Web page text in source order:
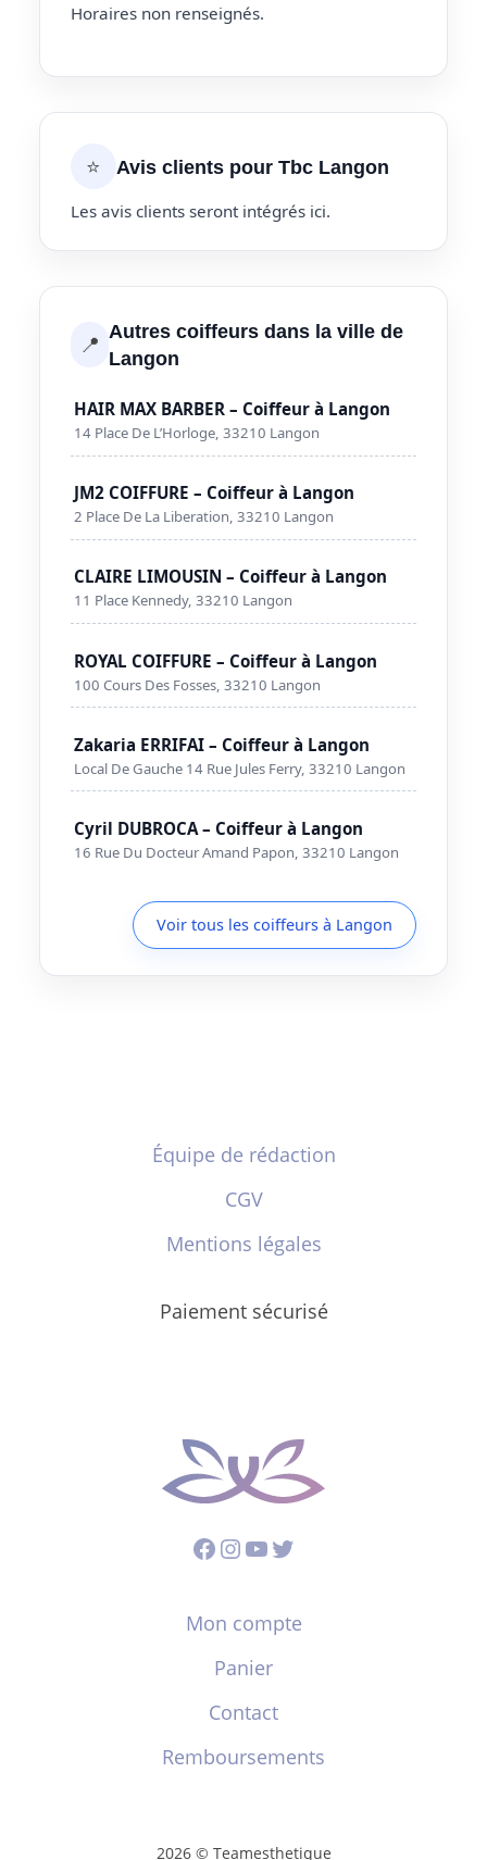
Horaires non renseignés.
⭐ Avis clients pour Tbc Langon
Les avis clients seront intégrés ici.
📍 Autres coiffeurs dans la ville de
Langon
HAIR MAX BARBER – Coiffeur à Langon
14 Place De L’Horloge, 33210 Langon
JM2 COIFFURE – Coiffeur à Langon
2 Place De La Liberation, 33210 Langon
CLAIRE LIMOUSIN – Coiffeur à Langon
11 Place Kennedy, 33210 Langon
ROYAL COIFFURE – Coiffeur à Langon
100 Cours Des Fosses, 33210 Langon
Zakaria ERRIFAI – Coiffeur à Langon
Local De Gauche 14 Rue Jules Ferry, 33210 Langon
Cyril DUBROCA – Coiffeur à Langon
16 Rue Du Docteur Amand Papon, 33210 Langon
Voir tous les coiffeurs à Langon
Équipe de rédaction
CGV
Mentions légales
Paiement sécurisé
Facebook
Instagram
YouTube
Twitter
Mon compte
Panier
Contact
Remboursements
2026 © Teamesthetique